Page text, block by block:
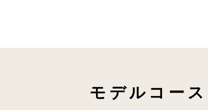
モデルコース